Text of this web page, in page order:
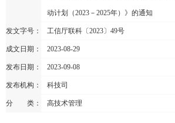
动计划（2023－2025年）》的通知
发文字号： 工信厅联科〔2023〕49号
成文日期： 2023-08-29
发布日期： 2023-09-08
发布机构： 科技司
分 类： 高技术管理